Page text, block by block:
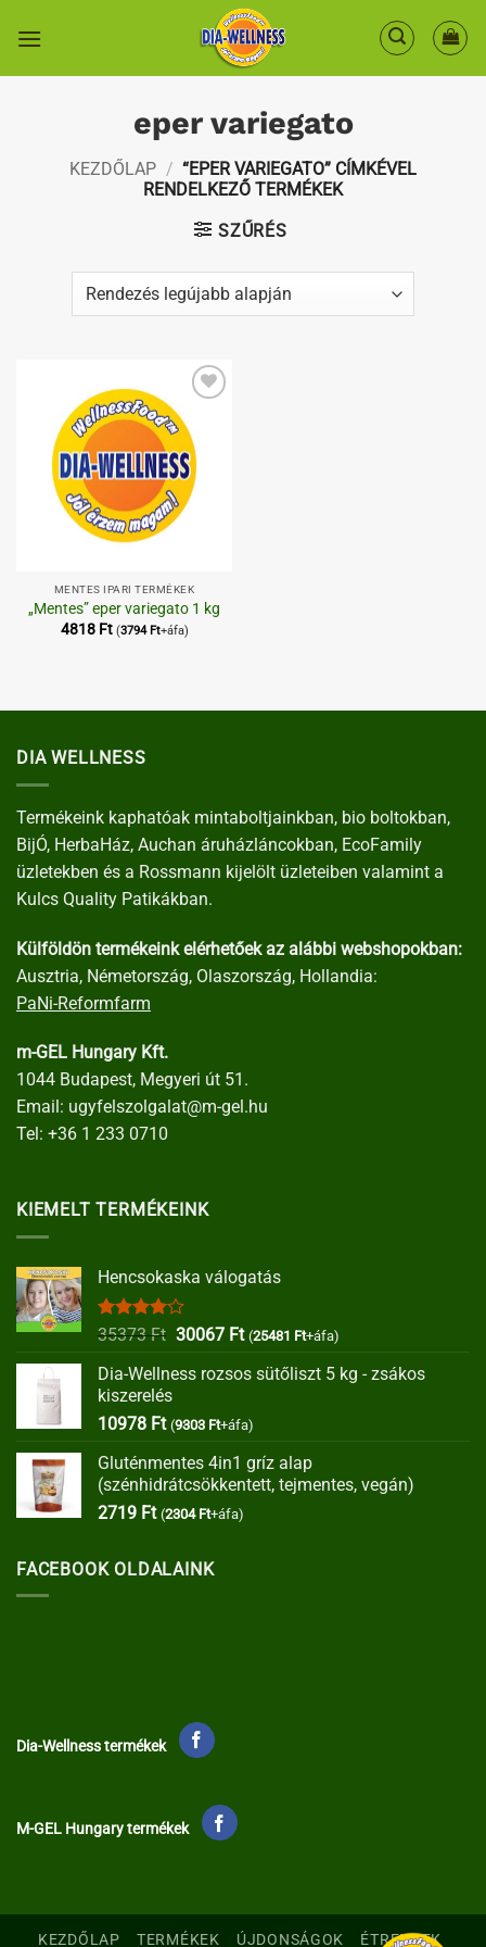
eper variegato
KEZDŐLAP / “EPER VARIEGATO” CÍMKÉVEL
RENDELKEZŐ TERMÉKEK
SZŰRÉS
Kedvenceimhez
MENTES IPARI TERMÉKEK
„Mentes” eper variegato 1 kg
4818 Ft (3794 Ft+áfa)
DIA WELLNESS
Termékeink kaphatóak mintaboltjainkban, bio boltokban,
BijÓ, HerbaHáz, Auchan áruházláncokban, EcoFamily
üzletekben és a Rossmann kijelölt üzleteiben valamint a
Kulcs Quality Patikákban.
Külföldön termékeink elérhetőek az alábbi webshopokban:
Ausztria, Németország, Olaszország, Hollandia:
PaNi-Reformfarm
m-GEL Hungary Kft.
1044 Budapest, Megyeri út 51.
Email: ugyfelszolgalat@m-gel.hu
Tel: +36 1 233 0710
KIEMELT TERMÉKEINK
Hencsokaska válogatás
Értékelés:
35373Ft Original
was:
30067 FtCurrent
is:
(25481 Ft+áfa)
Dia-Wellness rozsos sütőliszt 5 kg - zsákos
kiszerelés
10978 Ft (9303 Ft+áfa)
Gluténmentes 4in1 gríz alap
(szénhidrátcsökkentett, tejmentes, vegán)
2719 Ft (2304 Ft+áfa)
FACEBOOK OLDALAINK
Dia-Wellness termékek
M-GEL Hungary termékek
KEZDŐLAP TERMÉKEK ÚJDONSÁGOK ÉTRENDEK